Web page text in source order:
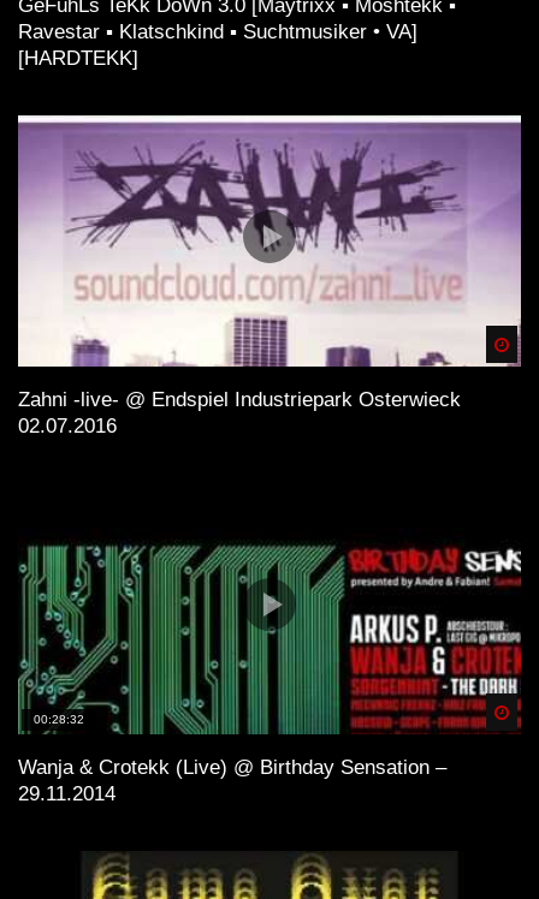
GeFühLs TeKk DoWn 3.0 [Maytrixx ▪ Moshtekk ▪
Ravestar ▪ Klatschkind ▪ Suchtmusiker • VA]
[HARDTEKK]
Zahni -live- @ Endspiel Industriepark Osterwieck
02.07.2016
00:28:32
Wanja & Crotekk (Live) @ Birthday Sensation –
29.11.2014